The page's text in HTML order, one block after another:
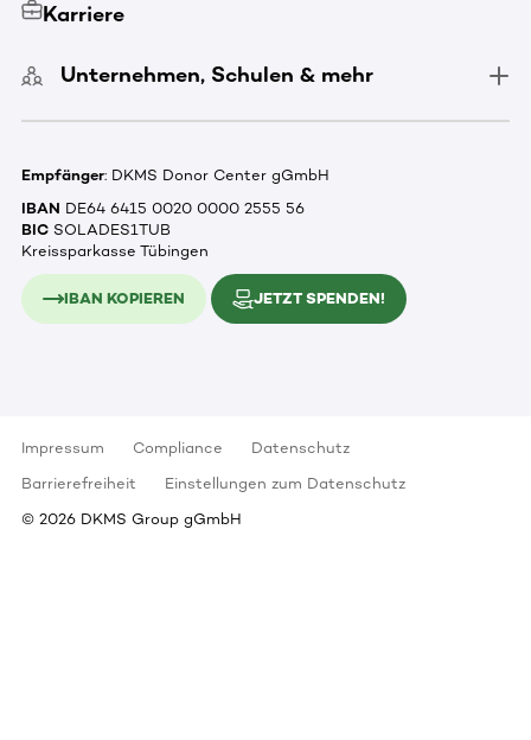
Karriere
Unternehmen, Schulen & mehr
Empfänger: DKMS Donor Center gGmbH
IBAN DE64 6415 0020 0000 2555 56
BIC SOLADES1TUB
Kreissparkasse Tübingen
IBAN KOPIEREN JETZT SPENDEN!
Impressum Compliance
Datenschutz
Barrierefreiheit
Einstellungen zum Datenschutz
© 2026 DKMS Group gGmbH